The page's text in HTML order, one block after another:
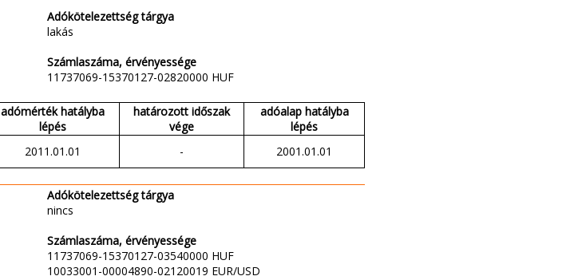
Adókötelezettség tárgya
lakás
Számlaszáma, érvényessége
11737069-15370127-02820000 HUF
adómérték hatályba
lépés
határozott időszak
vége
adóalap hatályba
lépés
2011.01.01 - 2001.01.01
Adókötelezettség tárgya
nincs
Számlaszáma, érvényessége
11737069-15370127-03540000 HUF
10033001-00004890-02120019 EUR/USD